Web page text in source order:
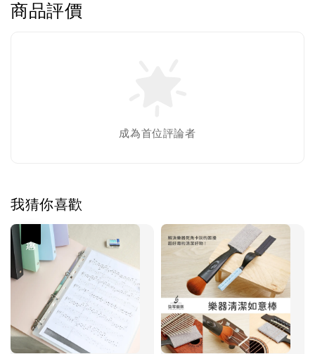
商品評價
成為首位評論者
我猜你喜歡